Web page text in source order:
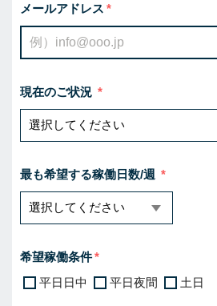
メールアドレス
現在のご状況
最も希望する稼働日数/週
希望稼働条件
平日日中
平日夜間 土日